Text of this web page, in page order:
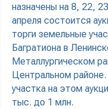
назначены на 8, 22,
апреля состоится
торги земельные
Багратиона в
Металлургическом
Центральном
участка на этом
тыс. до 1 млн.